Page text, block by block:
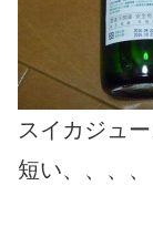
スイカジュ
短い、、、、